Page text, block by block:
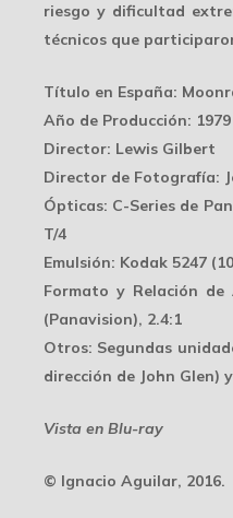
riesgo y dificultad
técnicos que
Título en España:
Año de Producción: 1979
Director: Lewis Gilbert
Director de Fotografía:
Ópticas: C-Series de
T/4
Emulsión: Kodak 5247
Formato y Relación de
(Panavision), 2.4:1
Otros: Segundas
dirección de John Glen)
Vista en Blu-ray
© Ignacio Aguilar, 2016.